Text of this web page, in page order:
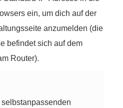
ein, um dich auf der
anzumelden (die
befindet sich auf dem
Router).